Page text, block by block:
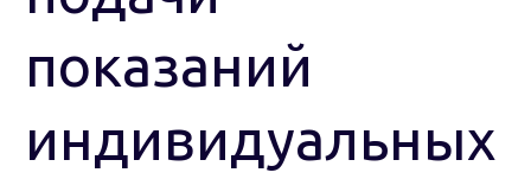
показаний
индивидуальных